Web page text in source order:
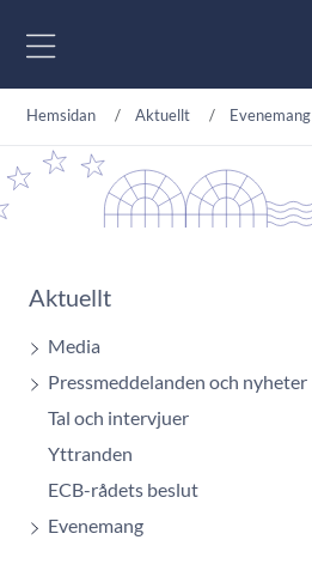
Hemsidan Aktuellt Evenemang
Aktuellt
Media
Pressmeddelanden och nyheter
Tal och intervjuer
Yttranden
ECB-rådets beslut
Evenemang